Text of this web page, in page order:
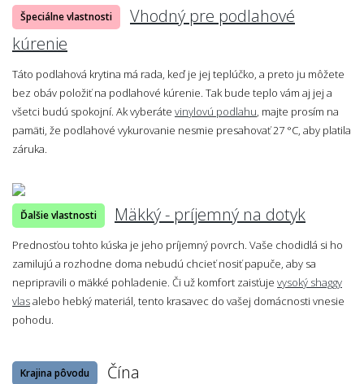
Špeciálne vlastnosti
Vhodný pre podlahové
kúrenie
Táto podlahová krytina má rada, keď je jej teplúčko, a preto ju môžete
bez obáv položiť na podlahové kúrenie. Tak bude teplo vám aj jej a
všetci budú spokojní. Ak vyberáte vinylovú podlahu , majte prosím na
pamäti, že podlahové vykurovanie nesmie presahovať 27 °C, aby platila
záruka.
Ďalšie vlastnosti Mäkký - príjemný na dotyk
Prednosťou tohto kúska je jeho príjemný povrch. Vaše chodidlá si ho
zamilujú a rozhodne doma nebudú chcieť nosiť papuče, aby sa
nepripravili o mäkké pohladenie. Či už komfort zaisťuje vysoký shaggy
vlasalebo hebký materiál, tento krasavec do vašej domácnosti vnesie
pohodu.
Krajina pôvodu Čína